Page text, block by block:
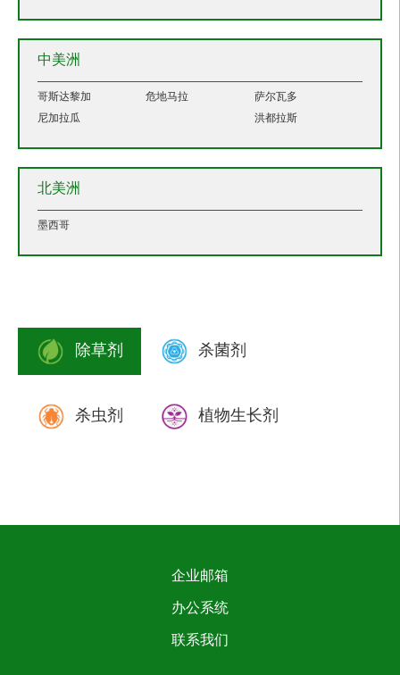
中美洲
哥斯达黎加 萨尔瓦多
危地马拉
洪都拉斯
尼加拉瓜
北美洲
墨西哥
除草剂 杀菌剂
杀虫剂 植物生长剂
企业邮箱
办公系统
联系我们